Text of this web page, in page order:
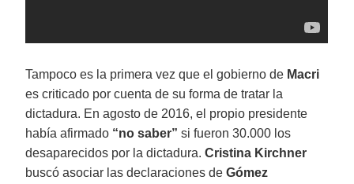
Tampoco es la primera vez que el gobierno de Macri
es criticado por cuenta de su forma de tratar la
dictadura. En agosto de 2016, el propio presidente
había afirmado “no saber” si fueron 30.000 los
desaparecidos por la dictadura.Cristina Kirchner
buscó asociar las declaraciones deGómez